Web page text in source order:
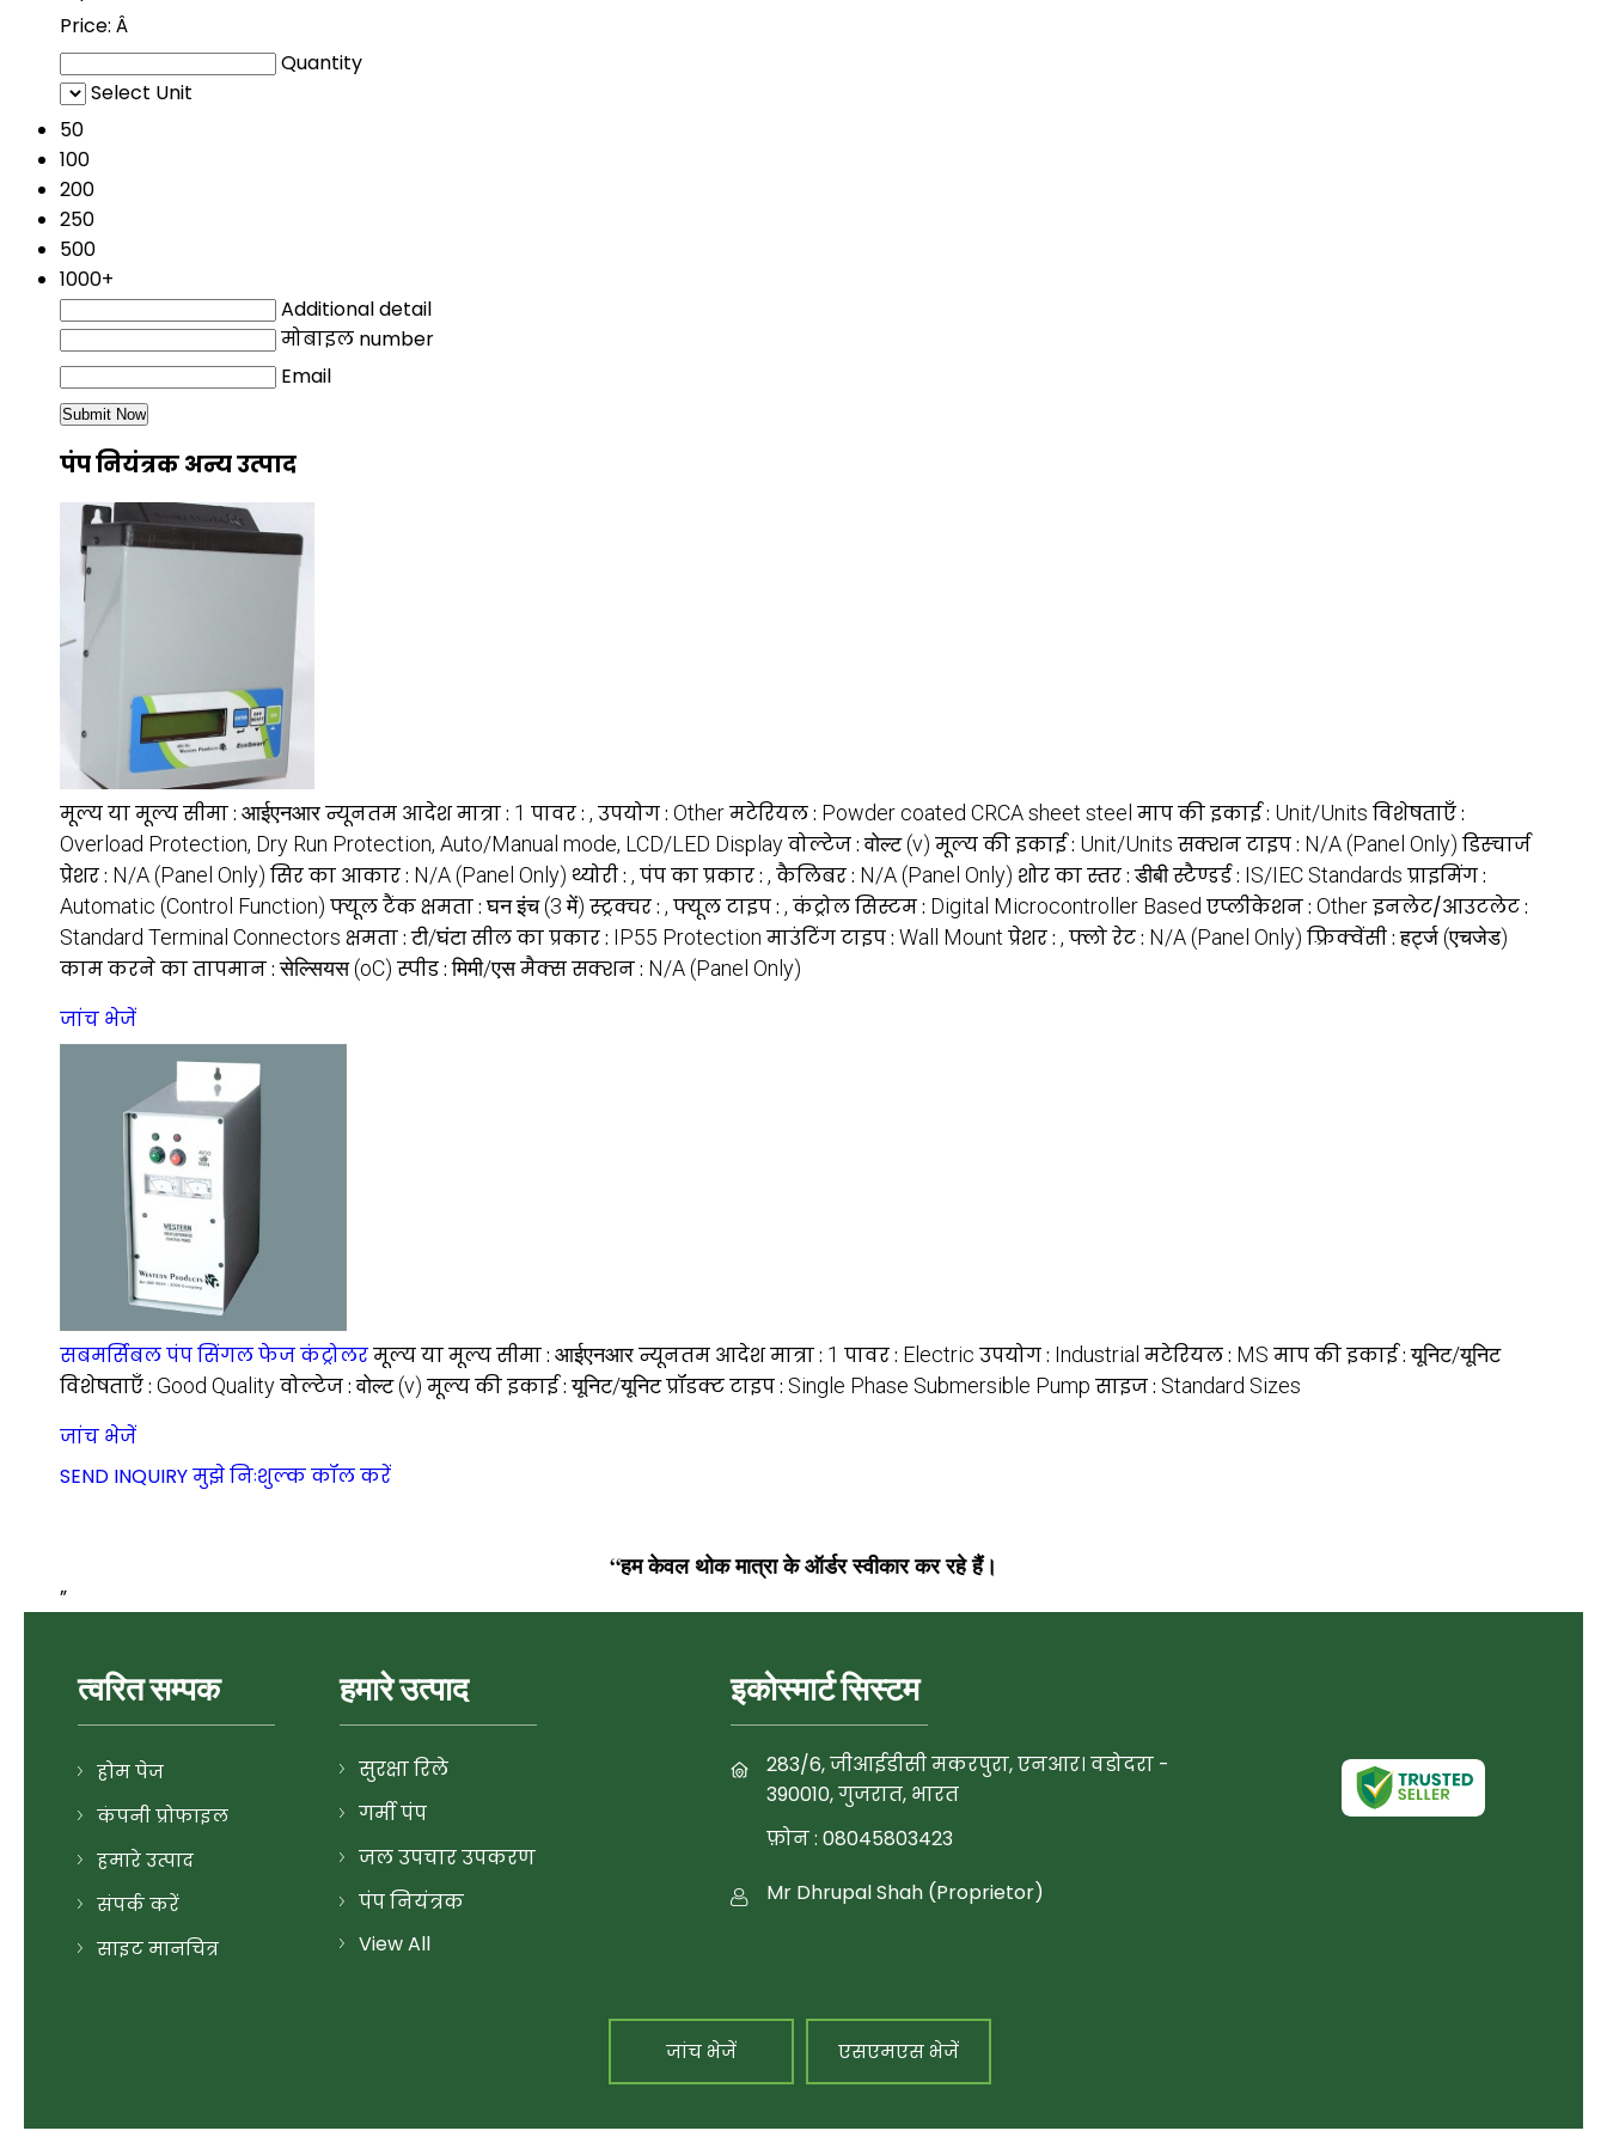
Price: Â
Quantity
Select Unit
50
100
200
250
500
1000+
Additional detail
मोबाइल number
Email
पंप नियंत्रक अन्य उत्पाद
मूल्य या मूल्य सीमा : आईएनआरन्यूनतम आदेश मात्रा : 1 पावर : , उपयोग : Otherमटेरियल : Powder coated CRCA sheet steel माप की इकाई : Unit/Units विशेषताएँ :
Overload Protection, Dry Run Protection, Auto/Manual mode, LCD/LED Displayवोल्टेज :वोल्ट (v) मूल्य की इकाई : Unit/Units सक्शन टाइप : N/A (Panel Only) डिस्चार्ज
प्रेशर : N/A (Panel Only) सिर का आकार : N/A (Panel Only) थ्योरी : , पंप का प्रकार : , कैलिबर : N/A (Panel Only) शोर का स्तर :डीबीस्टैण्डर्ड : IS/IEC Standards प्राइमिंग :
Automatic (Control Function) फ्यूल टैंक क्षमता :घन इंच (3 में) स्ट्रक्चर : , फ्यूल टाइप : , कंट्रोल सिस्टम : Digital Microcontroller Based एप्लीकेशन : Otherइनलेट/आउटलेट :
Standard Terminal Connectors क्षमता :टी/घंटासील का प्रकार : IP55 Protection माउंटिंग टाइप : Wall Mount प्रेशर : , फ्लो रेट : N/A (Panel Only) फ़्रिक्वेंसी :हर्ट्ज (एचजेड)
काम करने का तापमान :सेल्सियस (oC) स्पीड :मिमी/एसमैक्स सक्शन : N/A (Panel Only)
जांच भेजें
सबमर्सिबल पंप सिंगल फेज कंट्रोलरमूल्य या मूल्य सीमा : आईएनआरन्यूनतम आदेश मात्रा : 1 पावर : Electric उपयोग : Industrial मटेरियल : MS माप की इकाई :यूनिट/यूनिट
विशेषताएँ : Good Qualityवोल्टेज :वोल्ट (v) मूल्य की इकाई :यूनिट/यूनिटप्रॉडक्ट टाइप : Single Phase Submersible Pump साइज : Standard Sizes
जांच भेजें
SEND INQUIRYमुझे निःशुल्क कॉल करें
“हम केवल थोक मात्रा के ऑर्डर स्वीकार कर रहे हैं।
”
त्वरित सम्पक
होम पेज
कंपनी प्रोफाइल
हमारे उत्पाद
संपर्क करें
साइट मानचित्र
हमारे उत्पाद
सुरक्षा रिले
गर्मी पंप
जल उपचार उपकरण
पंप नियंत्रक
डीवाटरिंग पंप
औद्योगिक सीवेज उपचार संयंत्र
View All
इकोस्मार्ट सिस्टम
283/6, जीआईडीसी मकरपुरा, एनआर। वडोदरा -
390010, गुजरात, भारत
फ़ोन :08045803423
Mr Dhrupal Shah (Proprietor)
जांच भेजें एसएमएस भेजें